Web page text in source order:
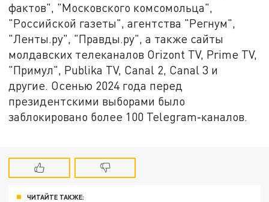
фактов", "Московского комсомольца",
"Российской газеты", агентства "Регнум",
"Ленты.ру", "Правды.ру", а также сайты
молдавских телеканалов Orizont TV, Prime TV,
"Примул", Publika TV, Canal 2, Canal 3 и
другие. Осенью 2024 года перед
президентскими выборами было
заблокировано более 100 Telegram‑каналов.
ЧИТАЙТЕ ТАКЖЕ: